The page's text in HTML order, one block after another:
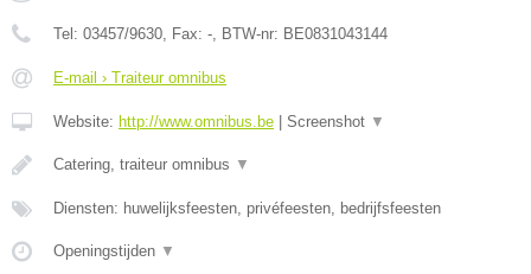
Tel: 03457/9630 , Fax: - , BTW-nr: BE0831043144
E-mail › Traiteur omnibus
Website: http://www.omnibus.be | Screenshot ▼
Catering, traiteur omnibus ▼
Diensten: huwelijksfeesten, privéfeesten, bedrijfsfeesten
Openingstijden ▼